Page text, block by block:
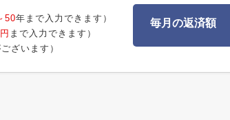
50年まで入力できます）
まで入力できます）
ざいます）
毎月の返済額